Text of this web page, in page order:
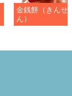
金銭餅（きんせ
ん）